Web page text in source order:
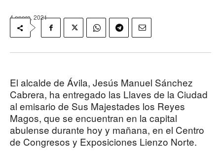
4 enero, 2021
El alcalde de Ávila, Jesús Manuel Sánchez
Cabrera, ha entregado las Llaves de la Ciudad
al emisario de Sus Majestades los Reyes
Magos, que se encuentran en la capital
abulense durante hoy y mañana, en el Centro
de Congresos y Exposiciones Lienzo Norte.